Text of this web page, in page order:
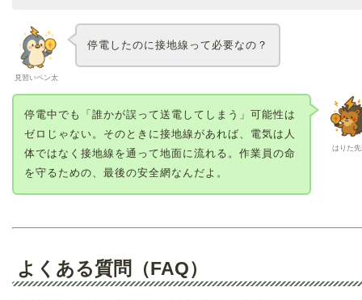
見習いペン太
停電したのに接地線って必要なの？
はりた先
停電中でも「誰かが誤って送電してしまう」可能性は
ゼロじゃない。そのときに接地線があれば、電気は人
体ではなく接地線を通って地面に流れる。作業員の命
を守るための、最後の安全網なんだよ。
よくある質問（FAQ）